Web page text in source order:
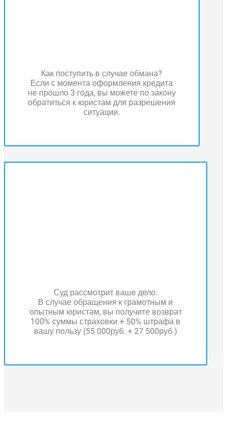
Как поступить в случае обмана?
Если с момента оформления кредита
не прошло 3 года, вы можете по закону
обратиться к юристам для разрешения
ситуации.
Суд рассмотрит ваше дело.
В случае обращения к грамотным и
опытным юристам, вы получите возврат
100% суммы страховки + 50% штрафа в
вашу пользу (55 000руб. + 27 500руб.)